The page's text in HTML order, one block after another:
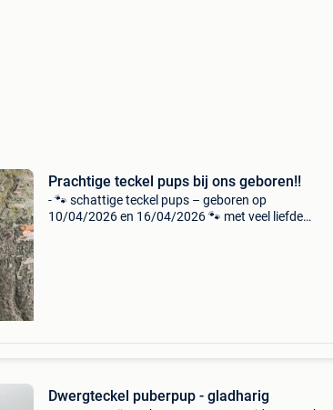
Prachtige teckel pups bij ons geboren!!
- 🐾 schattige teckel pups – geboren op
10/04/2026 en 16/04/2026 🐾 met veel liefde
Dwergteckel puberpup - gladharig